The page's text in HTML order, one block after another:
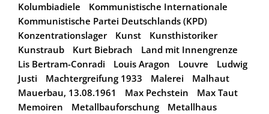
Kolumbiadiele
Kommunistische Internationale
Kommunistische Partei Deutschlands (KPD)
Konzentrationslager
Kunst
Kunsthistoriker
Kunstraub
Kurt Biebrach
Land mit Innengrenze
Lis Bertram-Conradi
Louis Aragon Louvre
Ludwig
Justi
Machtergreifung 1933 Malerei
Malhaut
Mauerbau, 13.08.1961
Max Pechstein
Max Taut
Memoiren
Metallbauforschung
Metallhaus